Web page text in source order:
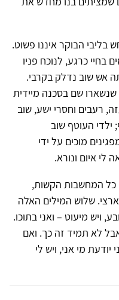
הבוקר איננו פשוט.
בחיי כרגע, לנוכח פניו
אש שוב נדלק בקרבי.
שם בסכנה מיידית
רעבים וחסרי ישע, שוב
העוטף שוב
מוכים על ידי
איום ונורא.
כל המחשבות הקשות,
שלוש המילים האלה
ויש מיעוט – ואני בתוכו.
לא תמיד זה כך. ואם
מי אני, ויש לי